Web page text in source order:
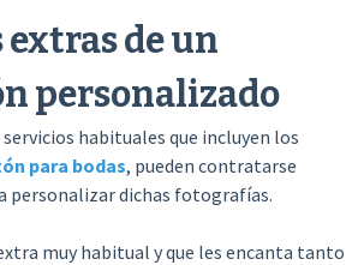
de un
personalizado
habituales que incluyen los
para bodas, pueden contratarse
personalizar dichas fotografías.
muy habitual y que les encanta tanto